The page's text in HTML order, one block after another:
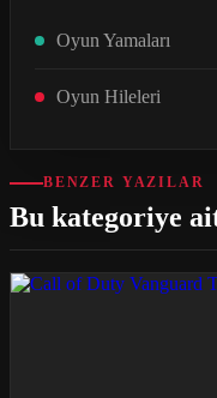
Oyun Yamaları
Oyun Hileleri
BENZER YAZILAR
Bu kategoriye